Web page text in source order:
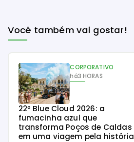
Você também vai gostar!
CORPORATIVO
há3 HORAS
22º Blue Cloud 2026: a
fumacinha azul que
transforma Poços de Caldas
em uma viagem pela história